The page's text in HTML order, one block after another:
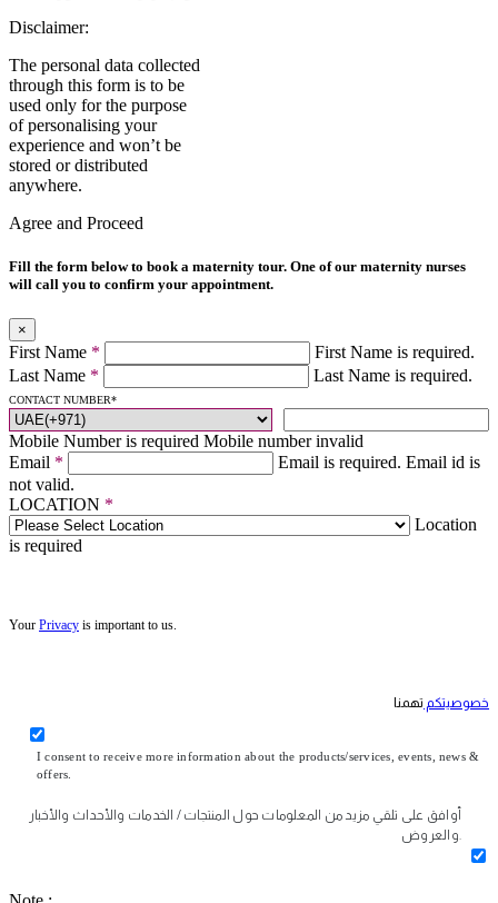
Disclaimer:
The personal data collected
through this form is to be
used only for the purpose
of personalising your
experience and won’t be
stored or distributed
anywhere.
Agree and Proceed
Fill the form below to book a maternity tour. One of our maternity nurses
will call you to confirm your appointment.
×
First Name *
First Name is required.
Last Name * Last Name is required.
CONTACT NUMBER*
Mobile Number is required Mobile number invalid
Email * Email is required. Email id is
not valid.
LOCATION *
Location
is required
Your Privacy is important to us.
خصوصيتكم تهمنا
I consent to receive more information about the products/services, events, news &
offers.
أوافق على تلقي مزيد من المعلومات حول المنتجات / الخدمات والأحداث والأخبار
والعروض.